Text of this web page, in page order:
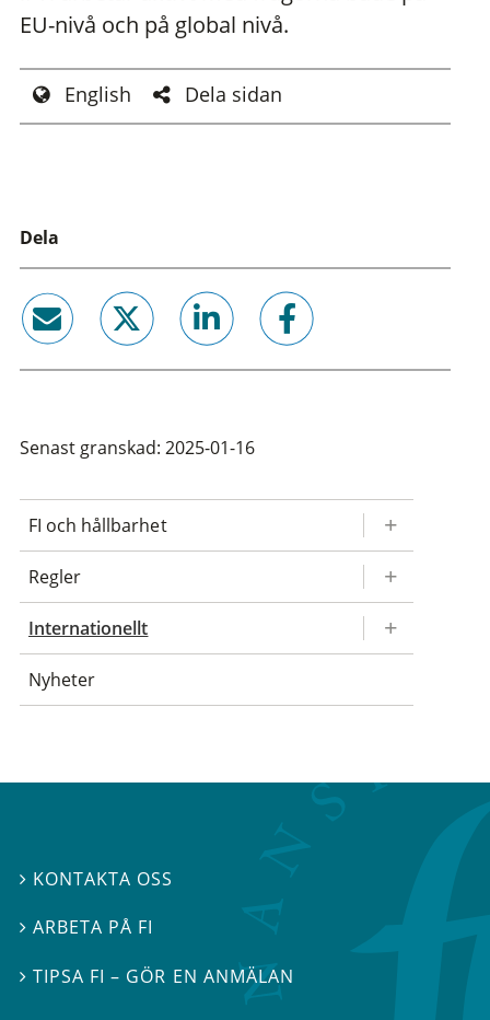
EU-nivå och på global nivå.
English Dela sidan
Dela
Senast granskad: 2025-01-16
FI och hållbarhet
Regler
Internationellt
Nyheter
 KONTAKTA OSS
ARBETA PÅ FI
TIPSA FI – GÖR EN ANMÄLAN